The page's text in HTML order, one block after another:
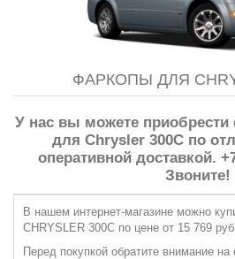
ФАРКОПЫ ДЛЯ
У нас вы можете приобрести
для Chrysler 300C по
оперативной доставкой.
Звоните!
В нашем интернет-магазине можно
CHRYSLER 300C по цене от 15 769 руб
Перед покупкой обратите внимание на